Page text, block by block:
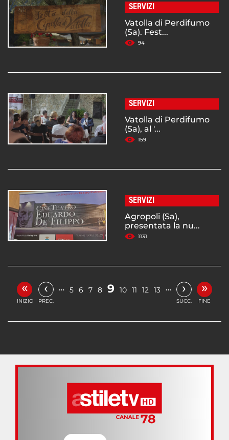
SERVIZI
Vatolla di Perdifumo
(Sa). Fest...
94
SERVIZI
Vatolla di Perdifumo
(Sa), al '...
159
SERVIZI
Agropoli (Sa),
presentata la nu...
1131
«
INIZIO
‹
PREC.
… 5 6 7 8 9 10 11 12 13 … ›
SUCC.
»
FINE